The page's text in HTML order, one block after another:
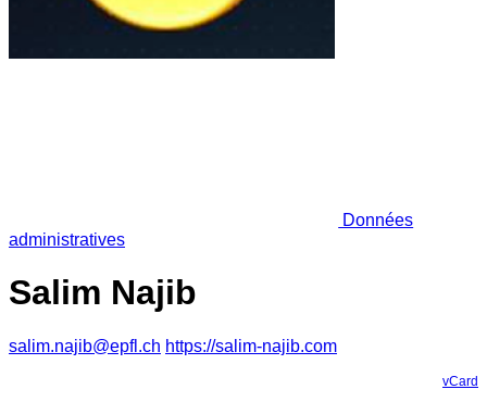
Données
administratives
Salim Najib
salim.najib@epfl.ch https://salim-najib.com
vCard